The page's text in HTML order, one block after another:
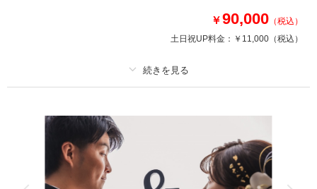
￥90,000 （税込）
土日祝UP料金： ￥11,000 （税込）
撮影料
着付け 小物一式
アルバム 台紙付写真
衣装追加 会食 挙式